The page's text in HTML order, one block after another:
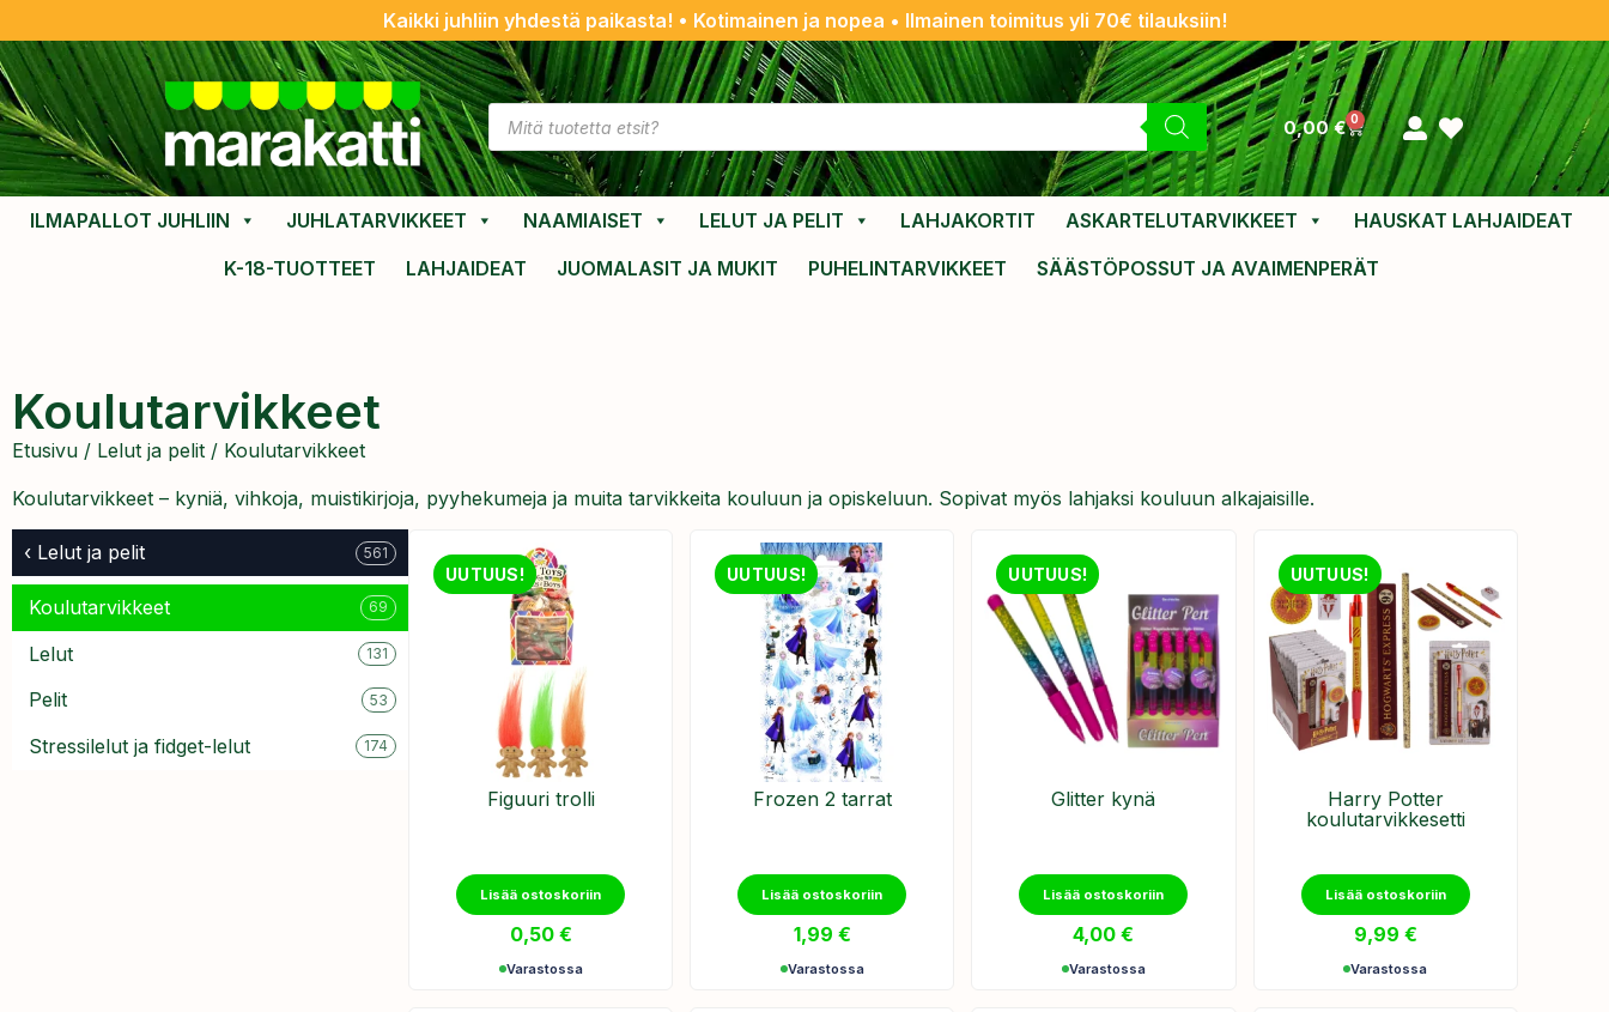
Kaikki juhliin yhdestä paikasta! • Kotimainen ja nopea • Ilmainen toimitus yli 70€ tilauksiin!
0,00€ 0
ILMAPALLOT JUHLIIN JUHLATARVIKKEET NAAMIAISET LELUT JA PELIT LAHJAKORTIT ASKARTELUTARVIKKEET
HAUSKAT LAHJAIDEAT
K-18-TUOTTEET
LAHJAIDEAT JUOMALASIT JA MUKIT PUHELINTARVIKKEET SÄÄSTÖPOSSUT JA AVAIMENPERÄT
Koulutarvikkeet
Etusivu / Lelut ja pelit / Koulutarvikkeet
Koulutarvikkeet – kyniä, vihkoja, muistikirjoja, pyyhekumeja ja muita tarvikkeita kouluun ja opiskeluun. Sopivat myös lahjaksi kouluun alkajaisille.
‹ Lelut ja pelit 561
Koulutarvikkeet 69
Lelut 131
Pelit 53
Stressilelut ja fidget-lelut 174
UUTUUS!
Figuuri trolli
Lisää ostoskoriin
0,50 €
Varastossa
UUTUUS!
Frozen 2 tarrat
Lisää ostoskoriin
1,99 €
Varastossa
UUTUUS!
Glitter kynä
Lisää ostoskoriin
4,00€
Varastossa
UUTUUS!
Harry Potter
koulutarvikkesetti
Lisää ostoskoriin
9,99 €
Varastossa